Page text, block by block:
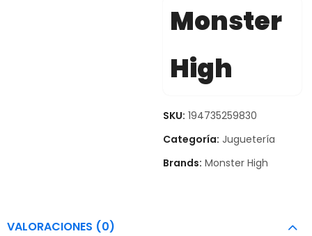
Monster
High
SKU: 194735259830
Categoría: Juguetería
Brands: Monster High
VALORACIONES (0)